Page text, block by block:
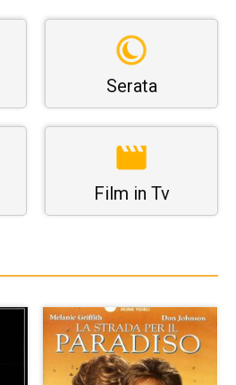
Serata
Film in Tv